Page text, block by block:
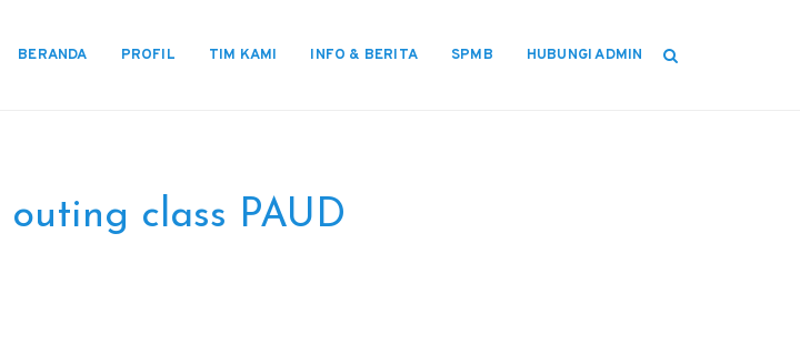
BERANDA PROFIL TIM KAMI INFO & BERITA SPMB HUBUNGI ADMIN
outing class PAUD